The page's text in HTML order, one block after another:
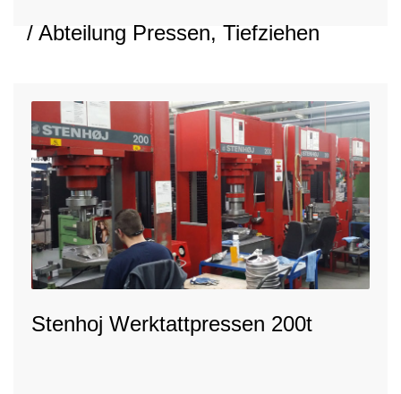
/ Abteilung Pressen, Tiefziehen
Stenhoj Werktattpressen 200t